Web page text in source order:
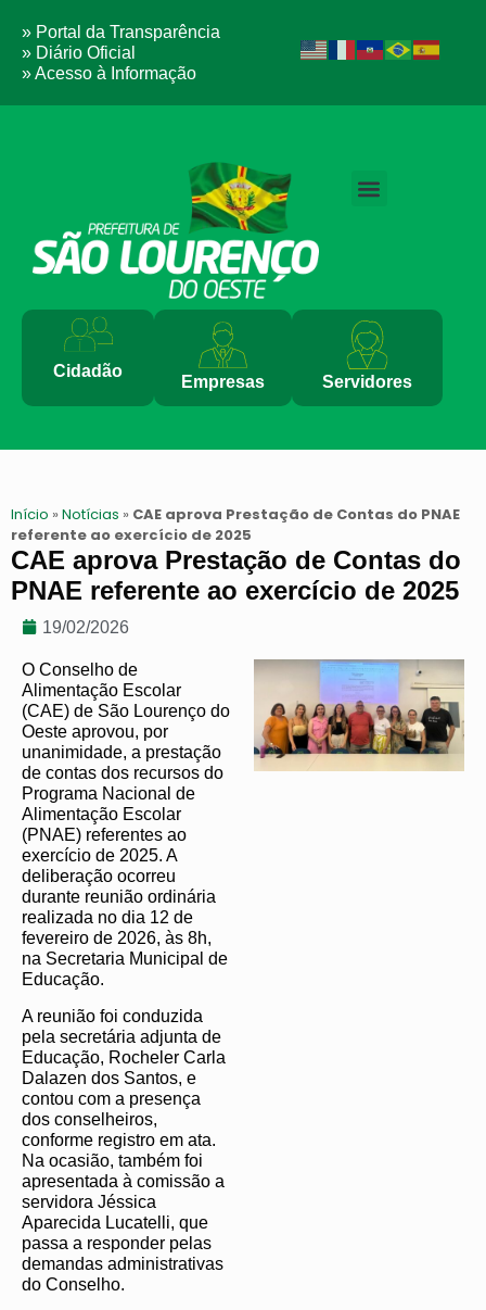
» Portal da Transparência
» Diário Oficial
» Acesso à Informação
Cidadão
Empresas Servidores
Início » Notícias » CAE aprova Prestação de Contas do PNAE
referente ao exercício de 2025
CAE aprova Prestação de Contas do
PNAE referente ao exercício de 2025
19/02/2026
O Conselho de
Alimentação Escolar
(CAE) de São Lourenço do
Oeste aprovou, por
unanimidade, a prestação
de contas dos recursos do
Programa Nacional de
Alimentação Escolar
(PNAE) referentes ao
exercício de 2025. A
deliberação ocorreu
durante reunião ordinária
realizada no dia 12 de
fevereiro de 2026, às 8h,
na Secretaria Municipal de
Educação.
A reunião foi conduzida
pela secretária adjunta de
Educação, Rocheler Carla
Dalazen dos Santos, e
contou com a presença
dos conselheiros,
conforme registro em ata.
Na ocasião, também foi
apresentada à comissão a
servidora Jéssica
Aparecida Lucatelli, que
passa a responder pelas
demandas administrativas
do Conselho.